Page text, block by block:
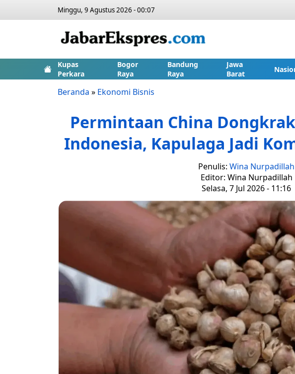
Minggu, 9 Agustus 2026 - 00:07
Kupas
Perkara
Bogor
Raya
Bandung
Raya
Jawa
Barat
Beranda » Ekonomi Bisnis
Permintaan China
Indonesia, Kapulaga Jadi
Penulis: Wina Nurpadillah
Editor: Wina Nurpadillah
Selasa, 7 Jul 2026 - 11:16